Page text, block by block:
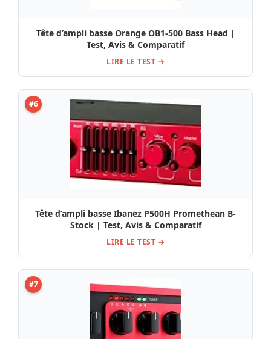
Tête d’ampli basse Orange OB1-500 Bass Head |
Test, Avis & Comparatif
LIRE LE TEST →
#6
Tête d’ampli basse Ibanez P500H Promethean B-
Stock | Test, Avis & Comparatif
LIRE LE TEST →
#7